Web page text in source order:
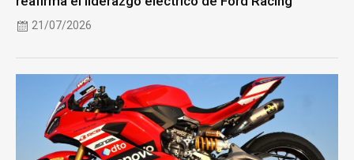
21/07/2026